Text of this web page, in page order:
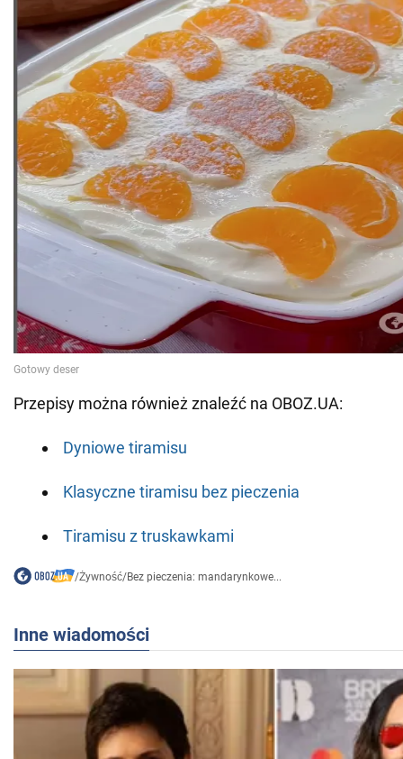
Przepisy można również znaleźć na OBOZ.UA:
Dyniowe tiramisu
Klasyczne tiramisu bez pieczenia
Tiramisu z truskawkami
/Żywność/Bez pieczenia: mandarynkowe...
Inne wiadomości